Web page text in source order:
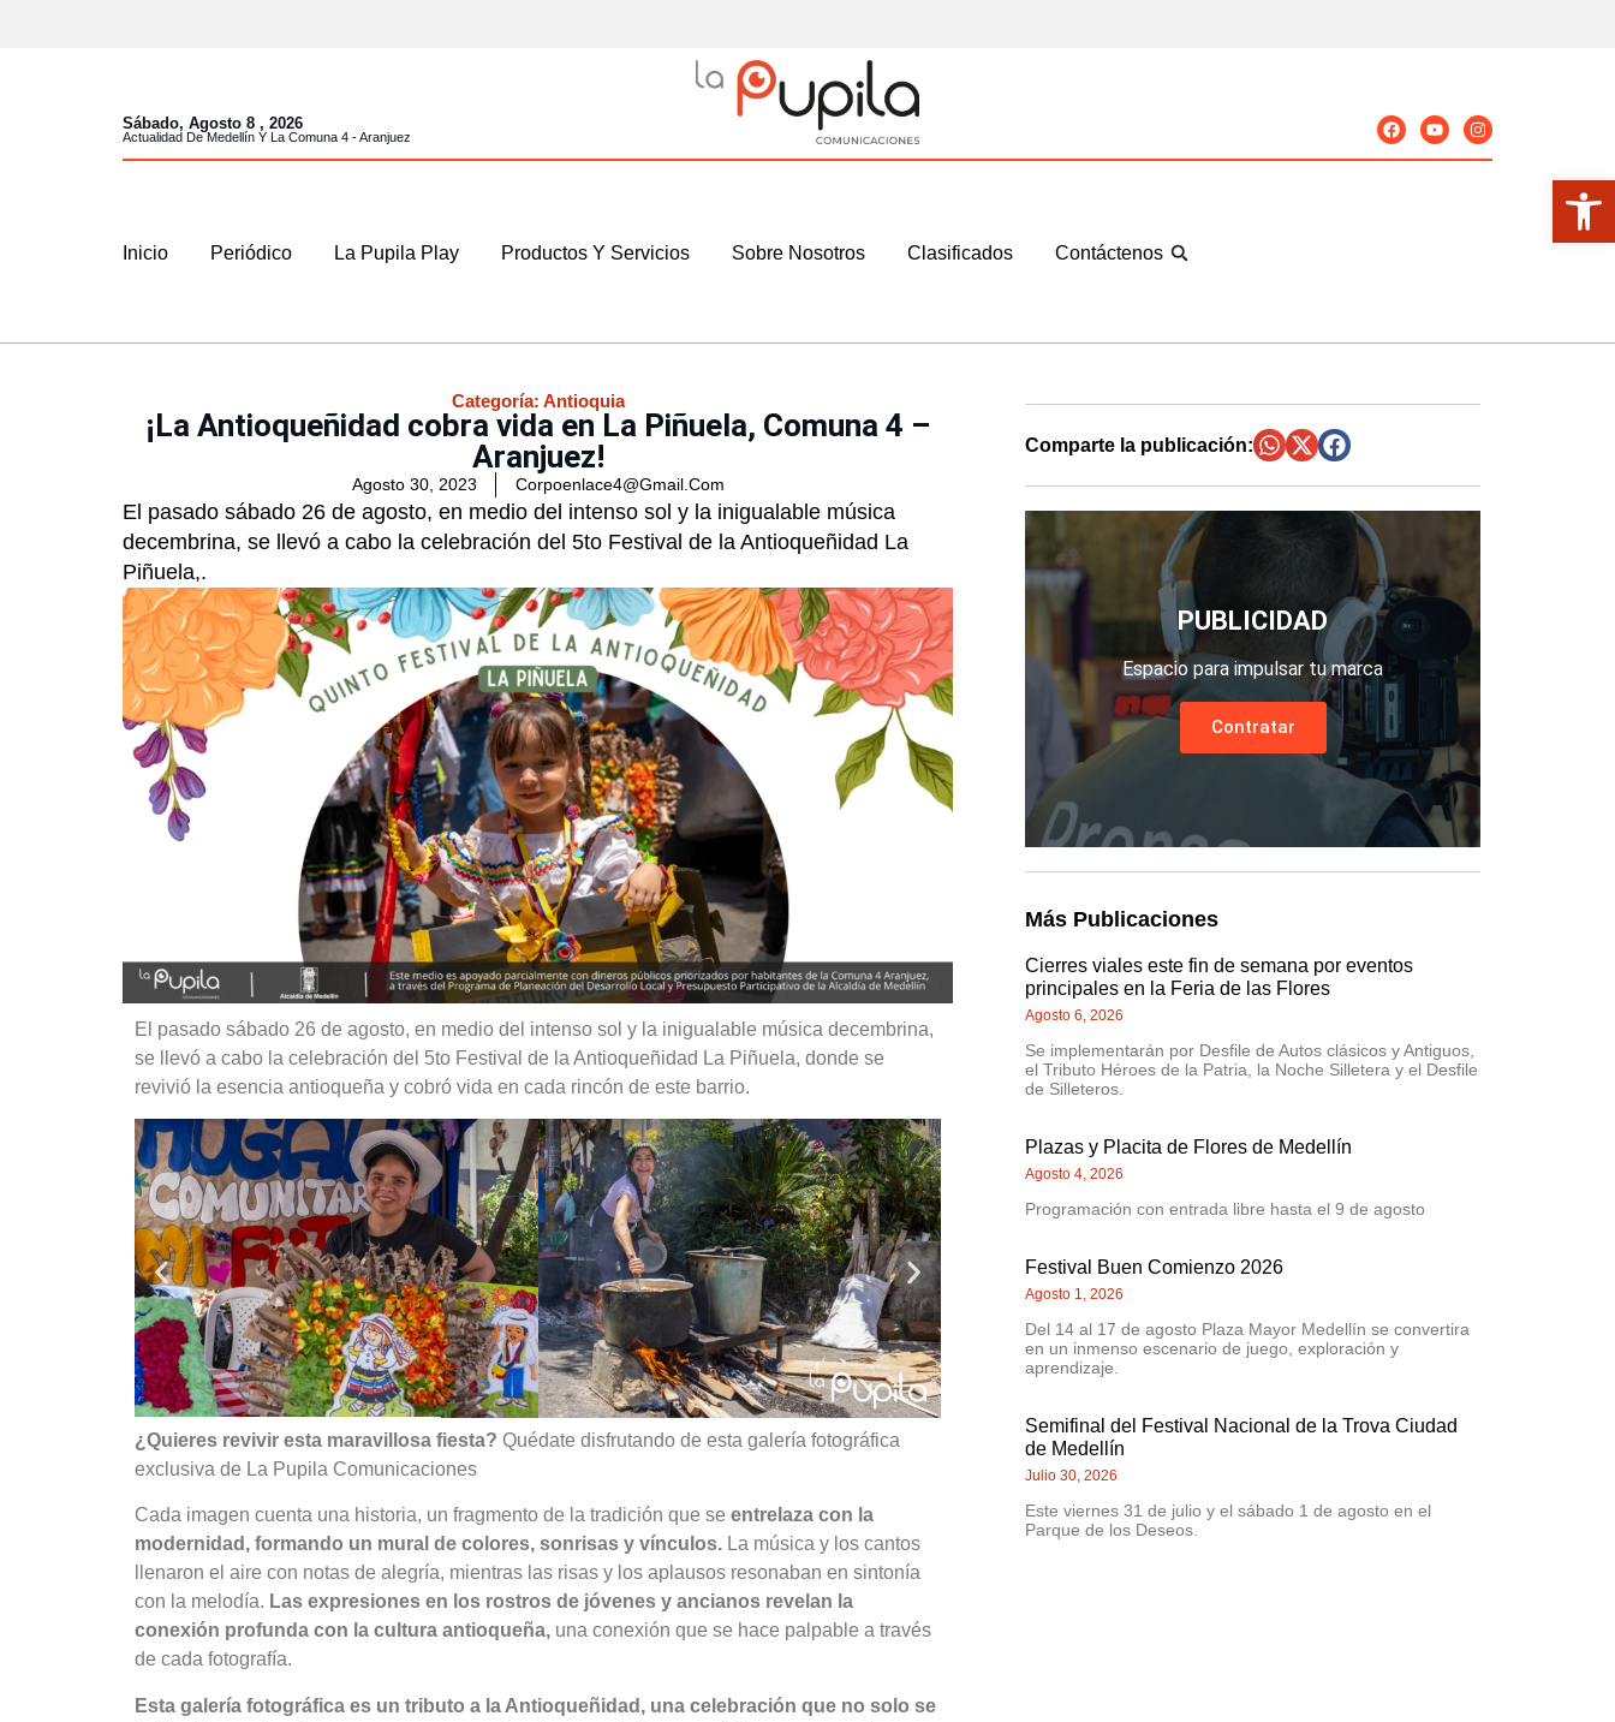
Sábado, Agosto 8 , 2026
Actualidad De Medellín Y La Comuna 4 - Aranjuez
Inicio Periódico La Pupila Play Productos Y Servicios Sobre Nosotros Clasificados Contáctenos
Categoría: Antioquia
¡La Antioqueñidad cobra vida en La Piñuela, Comuna 4 –
Aranjuez!
Agosto 30, 2023 Corpoenlace4@gmail.com
El pasado sábado 26 de agosto, en medio del intenso sol y la inigualable música
decembrina, se llevó a cabo la celebración del 5to Festival de la Antioqueñidad La
Piñuela,.
El pasado sábado 26 de agosto, en medio del intenso sol y la inigualable música decembrina,
se llevó a cabo la celebración del 5to Festival de la Antioqueñidad La Piñuela, donde se
revivió la esencia antioqueña y cobró vida en cada rincón de este barrio.
¿Quieres revivir esta maravillosa fiesta? Quédate disfrutando de esta galería fotográfica
exclusiva de La Pupila Comunicaciones
Cada imagen cuenta una historia, un fragmento de la tradición que se entrelaza con la
modernidad, formando un mural de colores, sonrisas y vínculos. La música y los cantos
llenaron el aire con notas de alegría, mientras las risas y los aplausos resonaban en sintonía
con la melodía. Las expresiones en los rostros de jóvenes y ancianos revelan la
conexión profunda con la cultura antioqueña, una conexión que se hace palpable a través
de cada fotografía.
Esta galería fotográfica es un tributo a la Antioqueñidad, una celebración que no solo se
Comparte la publicación:
PUBLICIDAD
Espacio para impulsar tu marca
Contratar
Más Publicaciones
Cierres viales este fin de semana por eventos
principales en la Feria de las Flores
Agosto 6, 2026
Se implementarán por Desfile de Autos clásicos y Antiguos,
el Tributo Héroes de la Patria, la Noche Silletera y el Desfile
de Silleteros.
Plazas y Placita de Flores de Medellín
Agosto 4, 2026
Programación con entrada libre hasta el 9 de agosto
Festival Buen Comienzo 2026
Agosto 1, 2026
Del 14 al 17 de agosto Plaza Mayor Medellín se convertira
en un inmenso escenario de juego, exploración y
aprendizaje.
Semifinal del Festival Nacional de la Trova Ciudad
de Medellín
Julio 30, 2026
Este viernes 31 de julio y el sábado 1 de agosto en el
Parque de los Deseos.
Abrir